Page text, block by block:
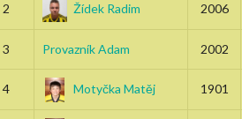
2 Žídek Radim 2006
3 Provazník Adam 2002
4 Motyčka Matěj 1901